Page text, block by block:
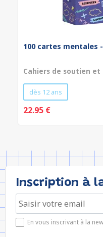
100 cartes mentales
Cahiers de soutien
dès 12 ans
22.95 €
Inscription à
En vous inscrivant à la